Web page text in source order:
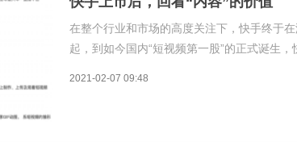
在整个行业和市场的高度关注下，快手终于
起，到如今国内“短视频第一股”的正式诞生
第一个里程碑式成绩——这意味着短视频赛道
业务为代表的变现路径已被成功验证。短视
2021-02-07 09:48